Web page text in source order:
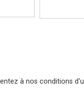
à nos conditions